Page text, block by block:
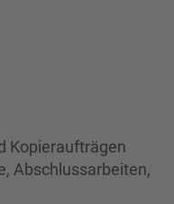
Kopieraufträgen
Abschlussarbeiten,